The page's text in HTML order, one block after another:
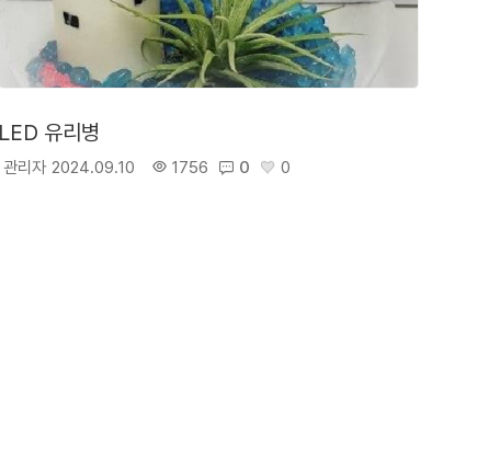
LED 유리병
관리자 2024.09.10 1756 0 0